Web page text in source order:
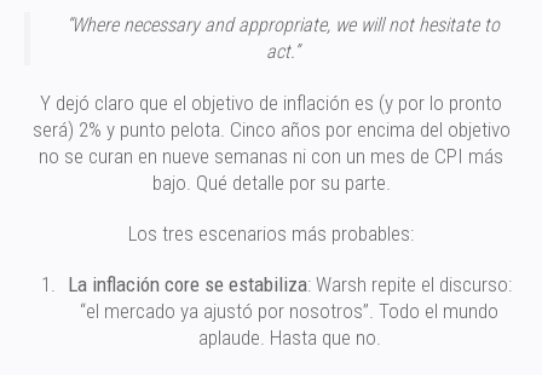
“Where necessary and appropriate, we will not hesitate to
act.”
Y dejó claro que el objetivo de inflación es (y por lo pronto
será) 2% y punto pelota. Cinco años por encima del objetivo
no se curan en nueve semanas ni con un mes de CPI más
bajo. Qué detalle por su parte.
Los tres escenarios más probables:
La inflación core se estabiliza: Warsh repite el discurso:
“el mercado ya ajustó por nosotros”. Todo el mundo
aplaude. Hasta que no.